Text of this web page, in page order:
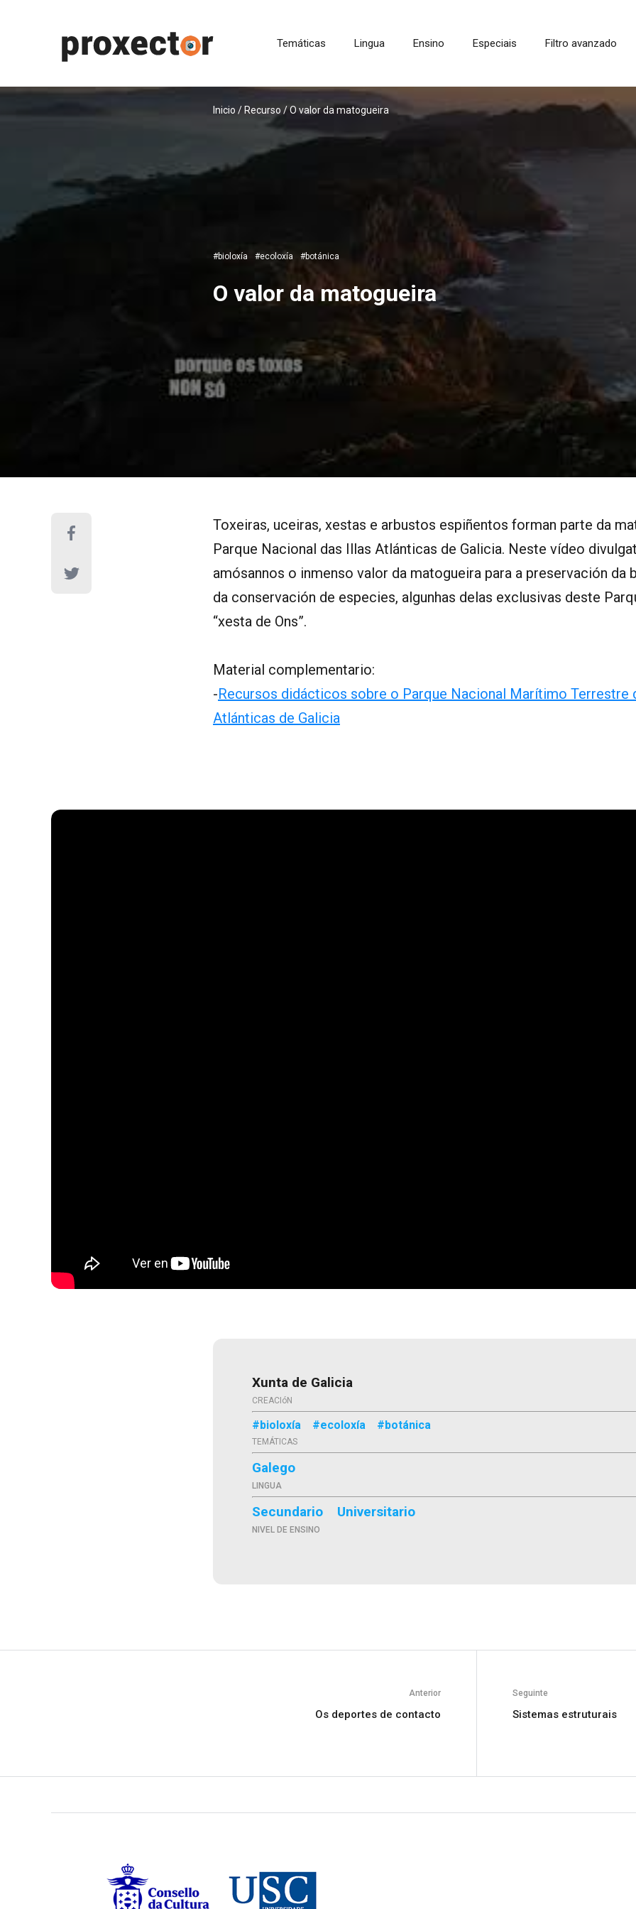
Temáticas Lingua Ensino Especiais Filtro avanzado
Inicio / Recurso / O valor da matogueira
#bioloxía #ecoloxía #botánica
O valor da matogueira
Toxeiras, uceiras, xestas e arbustos espiñentos forman parte da
Parque Nacional das Illas Atlánticas de Galicia. Neste vídeo
amósannos o inmenso valor da matogueira para a preservación da
da conservación de especies, algunhas delas exclusivas deste
“xesta de Ons”.
Material complementario:
-Recursos didácticos sobre o Parque Nacional Marítimo Terrestre
Atlánticas de Galicia
Xunta de Galicia
CREACIóN
#bioloxía #ecoloxía #botánica
TEMÁTICAS
Galego
LINGUA
Secundario Universitario
NIVEL DE ENSINO
Anterior
Os deportes de contacto
Seguinte
Sistemas estruturais